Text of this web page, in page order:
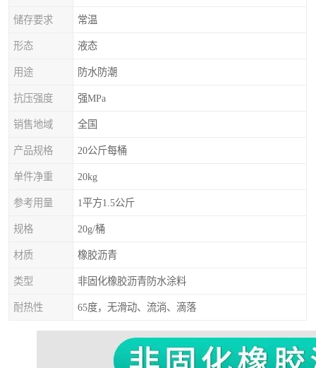
储存要求 常温
形态 液态
用途 防水防潮
抗压强度 强MPa
销售地域 全国
产品规格 20公斤每桶
单件净重 20kg
参考用量 1平方1.5公斤
规格 20g/桶
材质 橡胶沥青
类型 非固化橡胶沥青防水涂料
耐热性 65度，无滑动、流淌、滴落